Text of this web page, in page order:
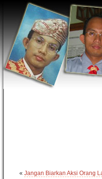
« Jangan Biarkan Aksi Orang